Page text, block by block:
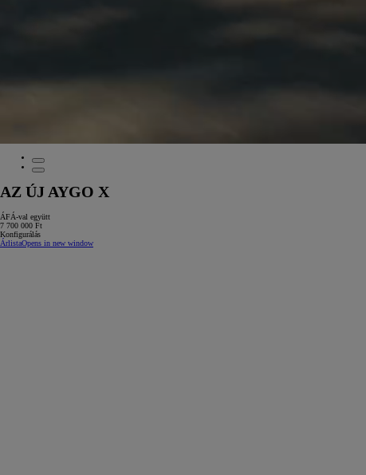
AZ ÚJ AYGO X
ÁFÁ-val együtt
7 700 000 Ft
Konfigurálás
ÁrlistaOpens in new window